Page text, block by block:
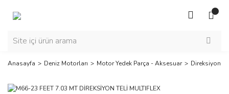
Anasayfa Deniz Motorları Motor Yedek Parça - Aksesuar Direksiyon